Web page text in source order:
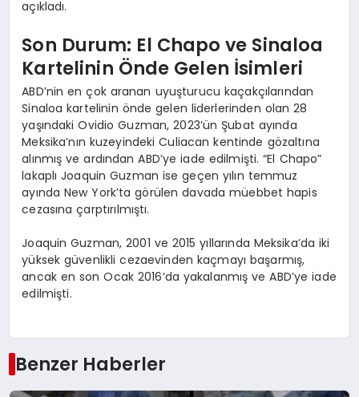
açıkladı.
Son Durum: El Chapo ve Sinaloa
Kartelinin Önde Gelen İsimleri
ABD’nin en çok aranan uyuşturucu kaçakçılarından
Sinaloa kartelinin önde gelen liderlerinden olan 28
yaşındaki Ovidio Guzman, 2023’ün Şubat ayında
Meksika’nın kuzeyindeki Culiacan kentinde gözaltına
alınmış ve ardından ABD’ye iade edilmişti. “El Chapo”
lakaplı Joaquin Guzman ise geçen yılın temmuz
ayında New York’ta görülen davada müebbet hapis
cezasına çarptırılmıştı.
Joaquin Guzman, 2001 ve 2015 yıllarında Meksika’da iki
yüksek güvenlikli cezaevinden kaçmayı başarmış,
ancak en son Ocak 2016’da yakalanmış ve ABD’ye iade
edilmişti.
Benzer Haberler